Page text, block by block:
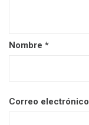
Nombre *
Correo electrónico